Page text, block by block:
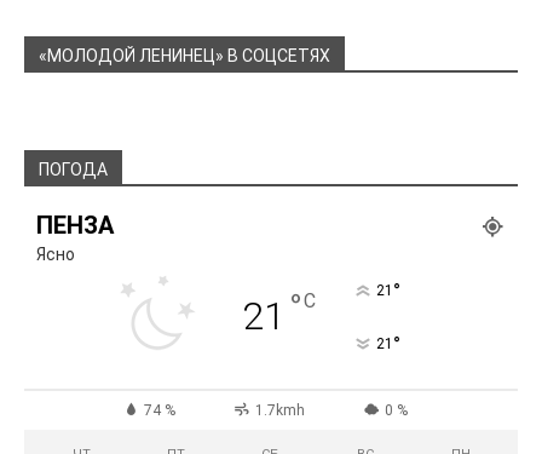
«МОЛОДОЙ ЛЕНИНЕЦ» В СОЦСЕТЯХ
ПОГОДА
ПЕНЗА
Ясно
21 °C 21 °
21 °
74 % 1.7kmh 0 %